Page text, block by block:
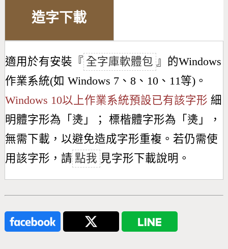
造字下載
適用於有安裝『 全字庫軟體包 』的Windows
作業系統(如 Windows 7、8、10、11等)。
Windows 10以上作業系統預設已有該字形 細
明體字形為「 㷭 」； 標楷體字形為「 㷭 」，
無需下載，以避免造成字形重複。若仍需使
用該字形，請 點我 見字形下載說明。